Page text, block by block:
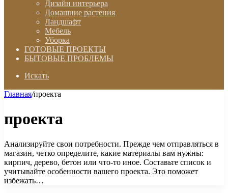
Дизайн интерьера
Домашние растения
Ландшафт
Мебель
Уборка
ГОТОВЫЕ ПРОЕКТЫ
БЫТОВЫЕ ПРОБЛЕМЫ
Искать
Главная/проекта
проекта
Анализируйте свои потребности. Прежде чем отправляться в
магазин, четко определите, какие материалы вам нужны:
кирпич, дерево, бетон или что-то иное. Составьте список и
учитывайте особенности вашего проекта. Это поможет
избежать…